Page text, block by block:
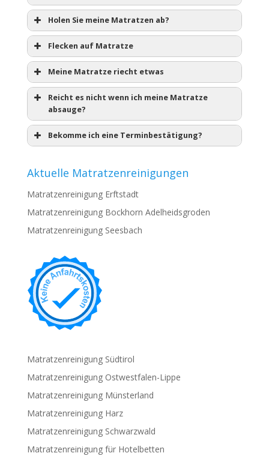
Holen Sie meine Matratzen ab?
Flecken auf Matratze
Meine Matratze riecht etwas
Reicht es nicht wenn ich meine Matratze
absauge?
Bekomme ich eine Terminbestätigung?
Aktuelle Matratzenreinigungen
Matratzenreinigung Erftstadt
Matratzenreinigung Bockhorn Adelheidsgroden
Matratzenreinigung Seesbach
Matratzenreinigung Südtirol
Matratzenreinigung Ostwestfalen-Lippe
Matratzenreinigung Münsterland
Matratzenreinigung Harz
Matratzenreinigung Schwarzwald
Matratzenreinigung für Hotelbetten